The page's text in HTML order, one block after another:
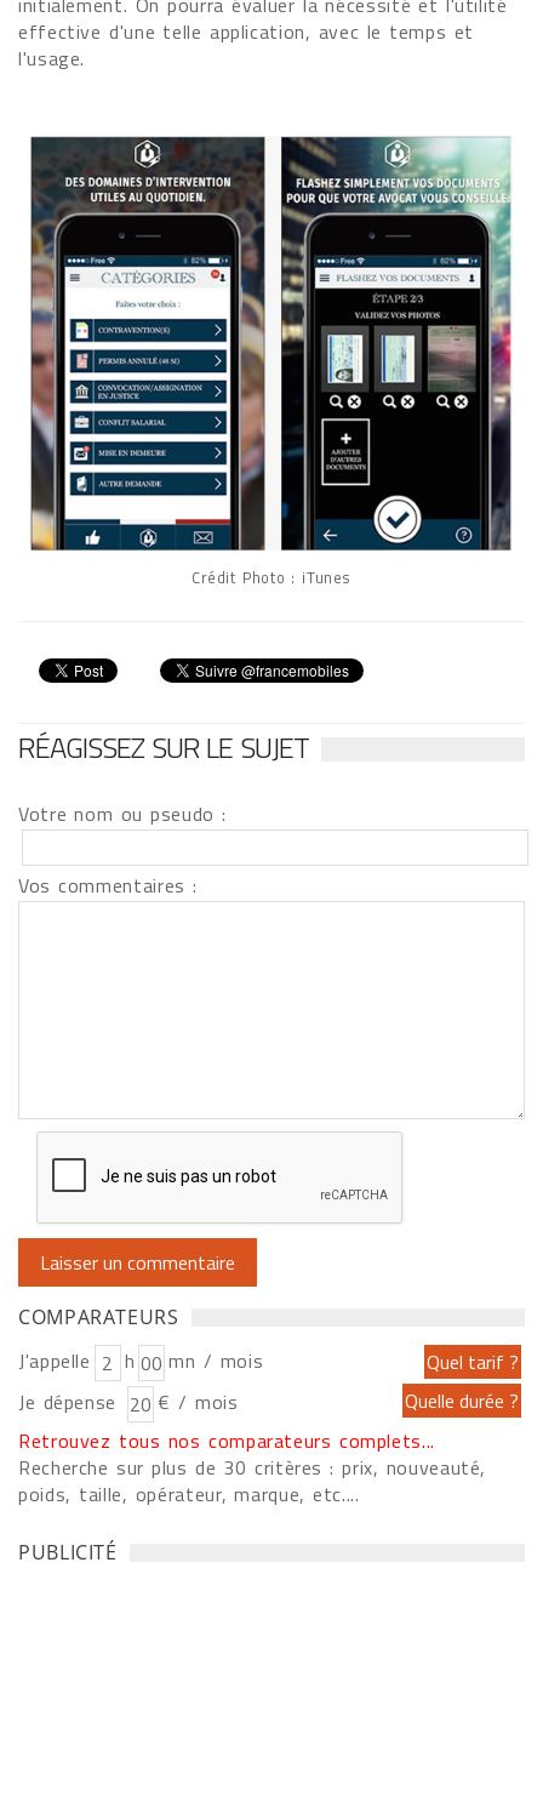
effective d'une telle application, avec le temps et
l'usage.
Crédit Photo : iTunes
RÉAGISSEZ SUR LE SUJET
Votre nom ou pseudo :
Vos commentaires :
COMPARATEURS
J'appelle h
mn / mois
Je dépense
€ / mois
Retrouvez tous nos comparateurs complets...
Recherche sur plus de 30 critères : prix, nouveauté,
poids, taille, opérateur, marque, etc....
PUBLICITÉ